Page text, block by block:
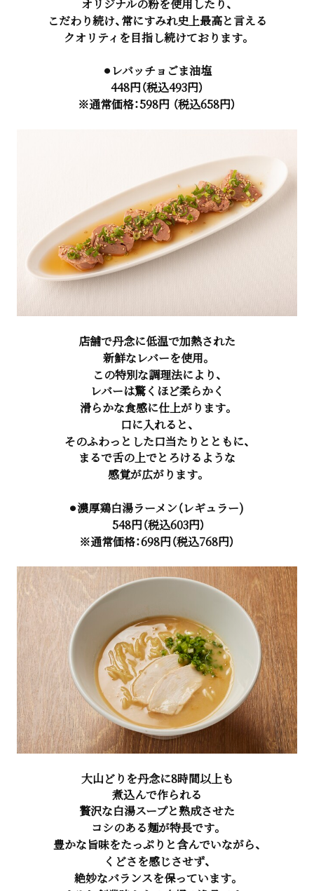
オリジナルの粉を使用したり、
こだわり続け、常にすみれ史上最高と言える
クオリティを目指し続けております。
⚫︎レバッチョごま油塩
448円（税込493円）
※通常価格：598円 （税込658円）
店舗で丹念に低温で加熱された
新鮮なレバーを使用。
この特別な調理法により、
レバーは驚くほど柔らかく
滑らかな食感に仕上がります。
口に入れると、
そのふわっとした口当たりとともに、
まるで舌の上でとろけるような
感覚が広がります。
⚫︎濃厚鶏白湯ラーメン（レギュラー)
548円（税込603円）
※通常価格：698円（税込768円）
大山どりを丹念に8時間以上も
煮込んで作られる
贅沢な白湯スープと熟成させた
コシのある麺が特長です。
豊かな旨味をたっぷりと含んでいながら、
くどさを感じさせず、
絶妙なバランスを保っています。